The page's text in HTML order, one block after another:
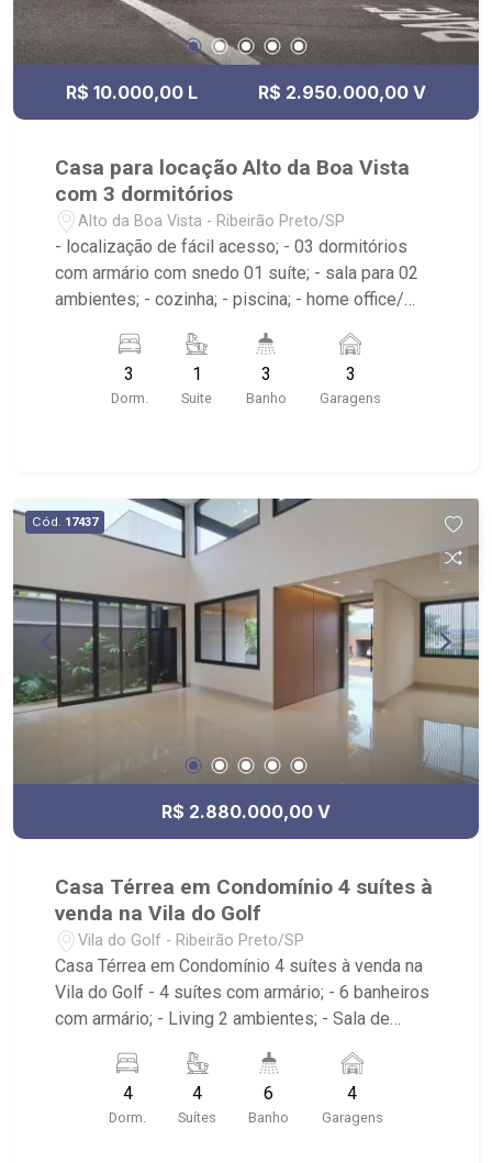
R$ 10.000,00 L R$ 2.950.000,00 V
Casa para locação Alto da Boa Vista
com 3 dormitórios
Alto da Boa Vista - Ribeirão Preto/SP
- localização de fácil acesso; - 03 dormitórios
com armário com snedo 01 suíte; - sala para 02
ambientes; - cozinha; - piscina; - home office/
jardim de inverno.
3
Dorm.
1
Suite
3
Banho
3
Garagens
Cód. 17437
R$ 2.880.000,00 V
Casa Térrea em Condomínio 4 suítes à
venda na Vila do Golf
Vila do Golf - Ribeirão Preto/SP
Casa Térrea em Condomínio 4 suítes à venda na
Vila do Golf - 4 suítes com armário; - 6 banheiros
com armário; - Living 2 ambientes; - Sala de
armário; - Despensa com armário; - Área de
Serviço; - Quintal; - Corredor Lateral; - Varanda
Gourmet; - Churrasqueira; - Vestiário; - Piscina; -
4
Dorm.
4
Suítes
6
Banho
4
Garagens